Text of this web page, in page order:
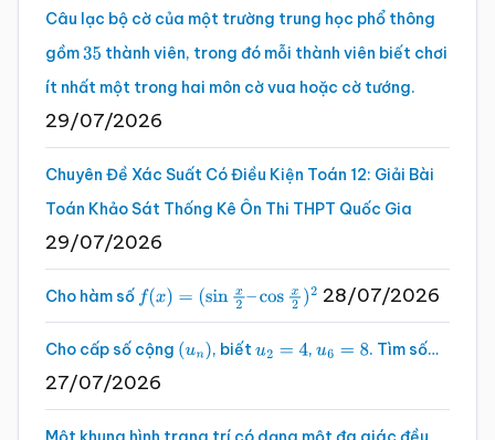
Câu lạc bộ cờ của một trường trung học phổ thông
gồm35 thành viên, trong đó mỗi thành viên biết chơi
ít nhất một trong hai môn cờ vua hoặc cờ tướng.
29/07/2026
Chuyên Đề Xác Suất Có Điều Kiện Toán 12: Giải Bài
Toán Khảo Sát Thống Kê Ôn Thi THPT Quốc Gia
29/07/2026
Cho hàm số f(x)=(sinx2 –cosx2 )2 28/07/2026
Cho cấp số cộng (un), biếtu2 =4 , u6 =8 . Tìm số…
27/07/2026